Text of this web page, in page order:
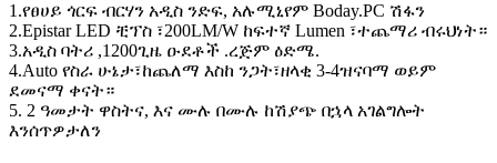
1.የፀሀይ ጎርፍ ብርሃን አዲስ ንድፍ, አሉሚኒየም Boday.PC ሽፋን
2.Epistar LED ቺፕስ ፣200LM/W ከፍተኛ Lumen ፣ተጨማሪ ብሩህነት።
3.አዲስ ባትሪ ,1200ጊዜ ዑደቶች .ረጅም ዕድሜ.
4.Auto የስራ ሁኔታ፣ከጨለማ እስከ ንጋት፣ዘላቂ 3-4ዝናባማ ወይም
ደመናማ ቀናት።
5. 2 ዓመታት ዋስትና, እና ሙሉ በሙሉ ከሽያጭ በኋላ አገልግሎት
እንሰጥዎታለን